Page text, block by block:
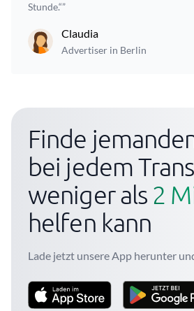
Stunde.“”
Claudia
Advertiser in Berlin
Finde
bei jedem
weniger als 2
helfen kann
Lade jetzt unsere App herunter